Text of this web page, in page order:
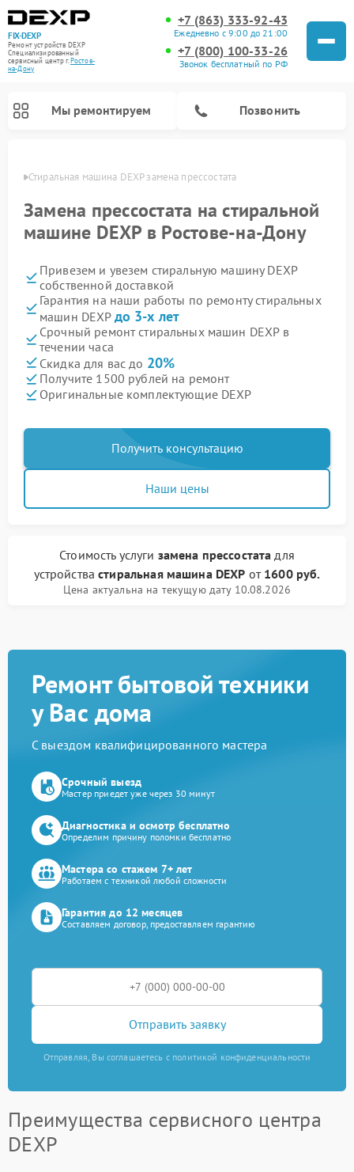
FIX-DEXP
Ремонт устройств DEXP
Специализированный
cервисный центр г.Ростов-
на-Дону
+7 (863) 333-92-43
Ежедневно с 9:00 до 21:00
+7 (800) 100-33-26
Звонок бесплатный по РФ
Мы ремонтируем Позвонить
Стиральная машина DEXP замена прессостата
Замена прессостата на стиральной
машине DEXP в Ростове-на-Дону
Привезем и увезем стиральную машину DEXP
собственной доставкой
Гарантия на наши работы по ремонту стиральных
машин DEXP до 3-х лет
Срочный ремонт стиральных машин DEXP в
течении часа
Скидка для вас до 20%
Получите 1500 рублей на ремонт
Оригинальные комплектующие DEXP
Получить консультацию
Наши цены
Стоимость услуги замена прессостата для
устройствастиральная машина DEXP от 1600 руб.
Цена актуальна на текущую дату 10.08.2026
Ремонт бытовой техники
у Вас дома
С выездом квалифицированного мастера
Срочный выезд
Мастер приедет уже через 30 минут
Диагностика и осмотр бесплатно
Определим причину поломки бесплатно
Мастера со стажем 7+ лет
Работаем с техникой любой сложности
Гарантия до 12 месяцев
Составляем договор, предоставляем гарантию
Отправить заявку
Отправляя, Вы соглашаетесь с политикой конфиденциальности
Преимущества сервисного центра
DEXP